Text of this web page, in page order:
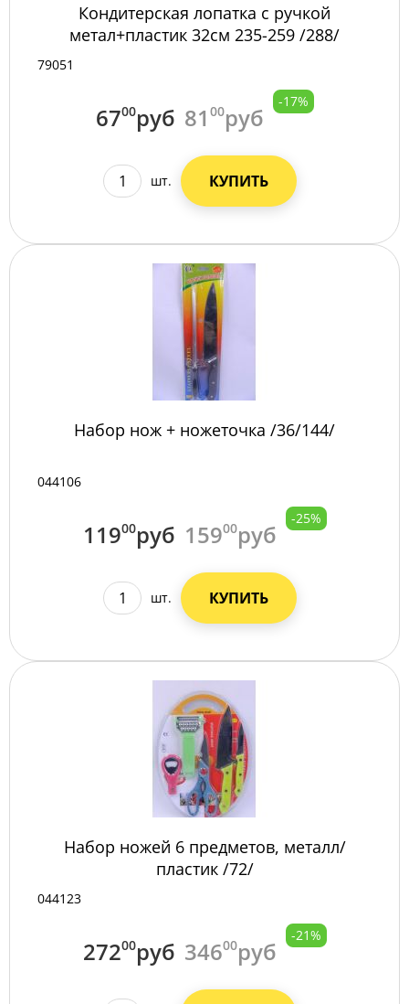
Кондитерская лопатка с ручкой
метал+пластик 32см 235-259 /288/
79051
6700руб 81 00руб
-17%
шт. КУПИТЬ
Набор нож + ножеточка /36/144/
044106
11900руб 15900руб
-25%
шт. КУПИТЬ
Набор ножей 6 предметов, металл/
пластик /72/
044123
27200руб 34600руб
-21%